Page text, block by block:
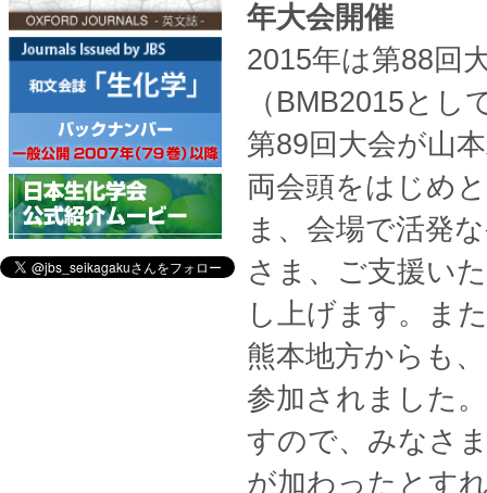
年大会開催
2015年は第88回
（BMB2015と
第89回大会が山
両会頭をはじめ
ま、会場で活発
さま、ご支援い
し上げます。ま
熊本地方からも
参加されました
すので、みなさ
が加わったとす